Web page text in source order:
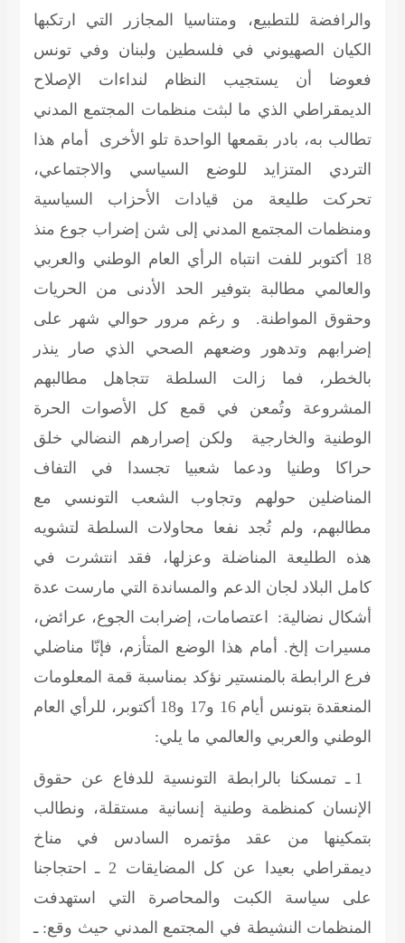
والرافضة للتطبيع، ومتناسيا المجازر التي ارتكبها
الكيان الصهيوني في فلسطين ولبنان وفي تونس
فعوضا أن يستجيب النظام لنداءات الإصلاح
الديمقراطي الذي ما لبثت منظمات المجتمع المدني
تطالب به، بادر بقمعها الواحدة تلو الأخرى أمام هذا
التردي المتزايد للوضع السياسي والاجتماعي،
تحركت طليعة من قيادات الأحزاب السياسية
ومنظمات المجتمع المدني إلى شن إضراب جوع منذ
18 أكتوبر للفت انتباه الرأي العام الوطني والعربي
والعالمي مطالبة بتوفير الحد الأدنى من الحريات
وحقوق المواطنة. و رغم مرور حوالي شهر على
إضرابهم وتدهور وضعهم الصحي الذي صار ينذر
بالخطر، فما زالت السلطة تتجاهل مطالبهم
المشروعة وتُمعن في قمع كل الأصوات الحرة
الوطنية والخارجية ولكن إصرارهم النضالي خلق
حراكا وطنيا ودعما شعبيا تجسدا في التفاف
المناضلين حولهم وتجاوب الشعب التونسي مع
مطالبهم، ولم تُجد نفعا محاولات السلطة لتشويه
هذه الطليعة المناضلة وعزلها، فقد انتشرت في
كامل البلاد لجان الدعم والمساندة التي مارست عدة
أشكال نضالية: اعتصامات، إضرابت الجوع، عرائض،
مسيرات إلخ. أمام هذا الوضع المتأزم، فإنّا مناضلي
فرع الرابطة بالمنستير نؤكد بمناسبة قمة المعلومات
المنعقدة بتونس أيام 16 و17 و18 أكتوبر، للرأي العام
الوطني والعربي والعالمي ما يلي:
1 ـ تمسكنا بالرابطة التونسية للدفاع عن حقوق
الإنسان كمنظمة وطنية إنسانية مستقلة، ونطالب
بتمكينها من عقد مؤتمره السادس في مناخ
ديمقراطي بعيدا عن كل المضايقات 2 ـ احتجاجنا
على سياسة الكبت والمحاصرة التي استهدفت
المنظمات النشيطة في المجتمع المدني حيث وقع: ـ